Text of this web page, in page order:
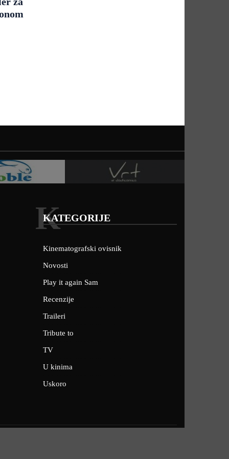
KATEGORIJE
K
Kinematografski ovisnik
Novosti
Play it again Sam
Recenzije
Traileri
Tribute to
TV
U kinima
Uskoro